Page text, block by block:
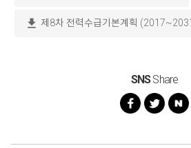
download 제8차 전력수급기본계획
SNSShare